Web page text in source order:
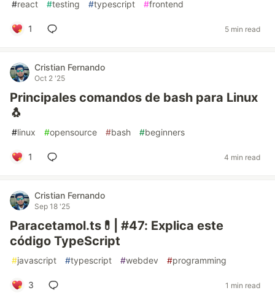
#react #testing #typescript #frontend
1 5 min read
Cristian Fernando
Oct 2 '25
Principales comandos de bash para Linux
🐧
#linux #opensource #bash #beginners
1 4 min read
Cristian Fernando
Sep 18 '25
Paracetamol.ts💊| #47: Explica este
código TypeScript
#javascript #typescript #webdev #programming
3 1 min read